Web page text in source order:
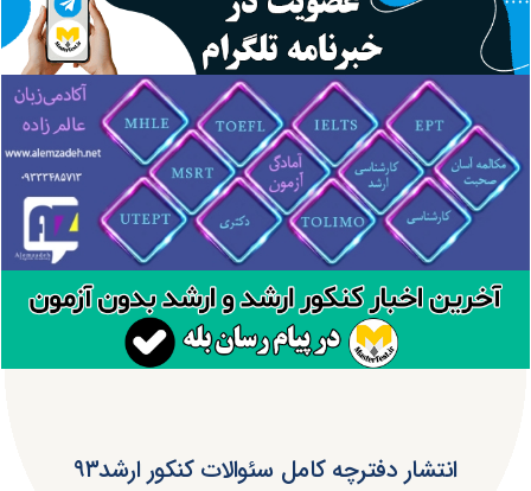
انتشار دفترچه کامل سئوالات کنکور ارشد۹۳